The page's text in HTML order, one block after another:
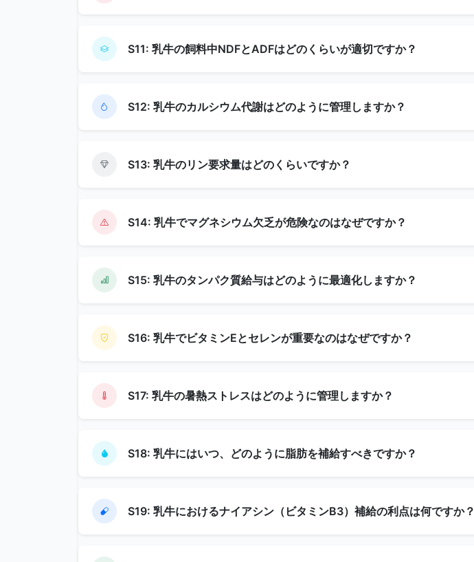
S11: 乳牛の飼料中NDFとADFはどのくらいが適切ですか？
S12: 乳牛のカルシウム代謝はどのように管理しますか？
S13: 乳牛のリン要求量はどのくらいですか？
S14: 乳牛でマグネシウム欠乏が危険なのはなぜですか？
S15: 乳牛のタンパク質給与はどのように最適化しますか？
S16: 乳牛でビタミンEとセレンが重要なのはなぜですか？
S17: 乳牛の暑熱ストレスはどのように管理しますか？
S18: 乳牛にはいつ、どのように脂肪を補給すべきですか？
S19: 乳牛におけるナイアシン（ビタミンB3）補給の利点は何ですか？